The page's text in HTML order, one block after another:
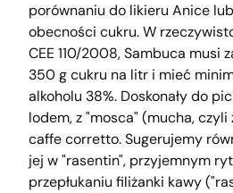
porównaniu do likieru Anice
obecności cukru. W
CEE 110/2008, Sambuca musi
350 g cukru na litr i mieć
alkoholu 38%. Doskonały do
lodem, z "mosca" (mucha,
caffe corretto. Sugerujemy
jej w "rasentin", przyjemnym
przepłukaniu filiżanki kawy